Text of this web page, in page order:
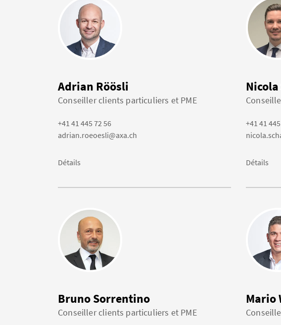
Adrian Röösli
Conseiller clients particuliers et PME
+41 41 445 72 56
adrian.roeoesli@axa.ch
Détails
+41 41
Détails
Bruno Sorrentino
Conseiller clients particuliers et PME
Mario